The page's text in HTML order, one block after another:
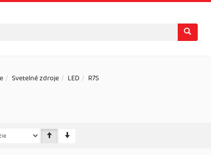
Svetelné zdroje LED R7S